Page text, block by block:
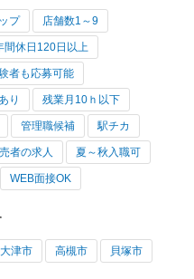
プ 店舗数1～9
間休日120日以上
者も応募可能
り 残業月10ｈ以下
管理職候補 駅チカ
者の求人 夏～秋入職可
WEB面接OK
津市 高槻市 貝塚市